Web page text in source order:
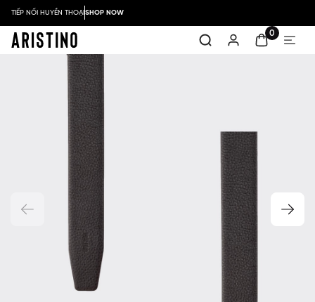
TIẾP NỐI HUYỀN THOẠISHOP NOW
0